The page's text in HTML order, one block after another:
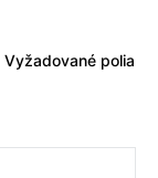
Vyžadované polia